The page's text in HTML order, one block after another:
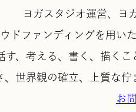
ヨガスタジオ運営、ヨ
ドファンディングを用い
す、考える、書く、描く
、世界観の確立、上質な
お